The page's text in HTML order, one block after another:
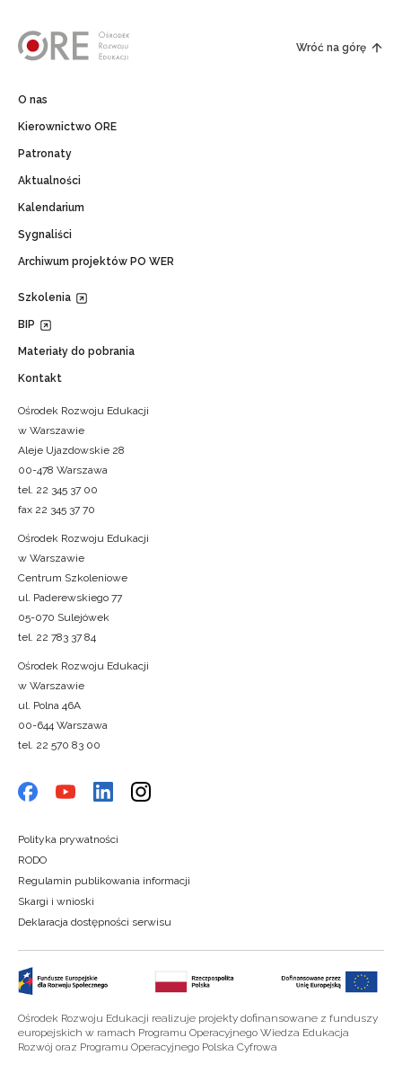
Wróć na górę
O nas
Kierownictwo ORE
Patronaty
Aktualności
Kalendarium
Sygnaliści
Archiwum projektów PO WER
Szkolenia
BIP
Materiały do pobrania
Kontakt
Ośrodek Rozwoju Edukacji
w Warszawie
Aleje Ujazdowskie 28
00-478 Warszawa
tel. 22 345 37 00
fax 22 345 37 70
Ośrodek Rozwoju Edukacji
w Warszawie
Centrum Szkoleniowe
ul. Paderewskiego 77
05-070 Sulejówek
tel. 22 783 37 84
Ośrodek Rozwoju Edukacji
w Warszawie
ul. Polna 46A
00-644 Warszawa
tel. 22 570 83 00
Polityka prywatności
RODO
Regulamin publikowania informacji
Skargi i wnioski
Deklaracja dostępności serwisu
Ośrodek Rozwoju Edukacji realizuje projekty dofinansowane z funduszy
europejskich w ramach Programu Operacyjnego Wiedza Edukacja
Rozwój oraz Programu Operacyjnego Polska Cyfrowa